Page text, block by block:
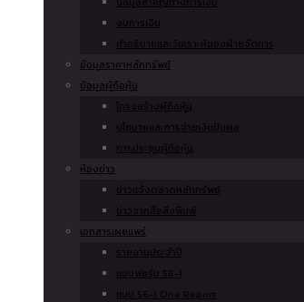
งบการเงิน
คำอธิบายและวิเคราะห์ของฝ่ายจัดการ
ข้อมูลราคาหลักทรัพย์
ข้อมูลผู้ถือหุ้น
โครงสร้างผู้ถือหุ้น
นโยบายและการจ่ายเงินปันผล
การประชุมผู้ถือหุ้น
ห้องข่าว
ข่าวแจ้งตลาดหลักทรัพย์
ข่าวจากสื่อสิ่งพิมพ์
เอกสารเผยแพร่
รายงานประจำปี
แบบฟอร์ม 56-1
แบบ 56-1 One Report